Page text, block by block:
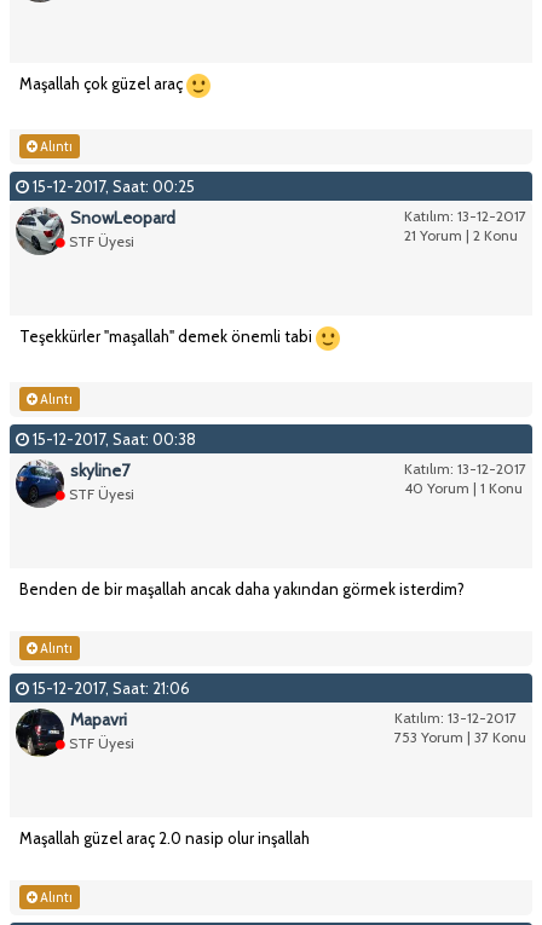
Maşallah çok güzel araç
Alıntı
15-12-2017, Saat: 00:25
Katılım: 13-12-2017
21 Yorum | 2 Konu
SnowLeopard
STF Üyesi
Teşekkürler "maşallah" demek önemli tabi
Alıntı
15-12-2017, Saat: 00:38
Katılım: 13-12-2017
40 Yorum | 1 Konu
skyline7
STF Üyesi
Benden de bir maşallah ancak daha yakından görmek isterdim?
Alıntı
15-12-2017, Saat: 21:06
Katılım: 13-12-2017
753 Yorum | 37 Konu
Mapavri
STF Üyesi
Maşallah güzel araç 2.0 nasip olur inşallah
Alıntı